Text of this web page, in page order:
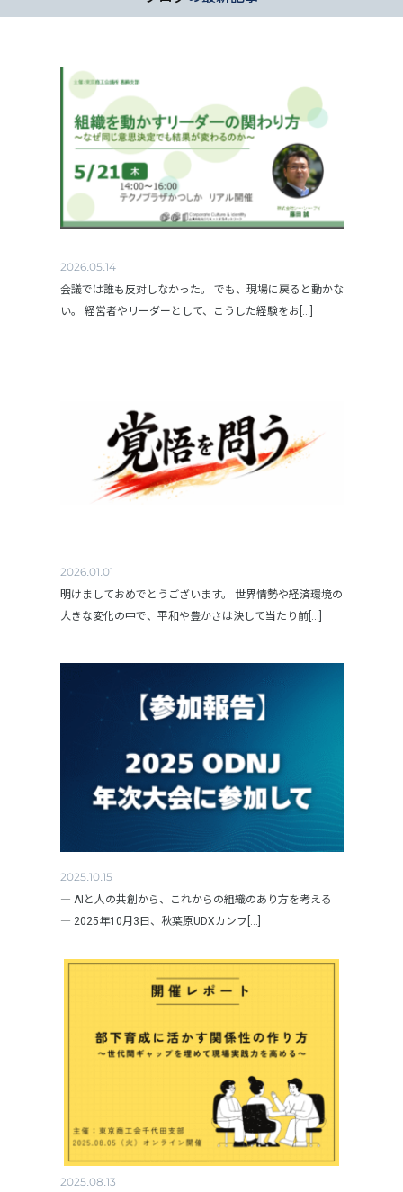
2026.05.14
会議では誰も反対しなかった。 でも、現場に戻ると動かな
い。 経営者やリーダーとして、こうした経験をお[...]
2026.01.01
明けましておめでとうございます。 世界情勢や経済環境の
大きな変化の中で、平和や豊かさは決して当たり前[...]
2025.10.15
― AIと人の共創から、これからの組織のあり方を考える
― 2025年10月3日、秋葉原UDXカンフ[...]
2025.08.13